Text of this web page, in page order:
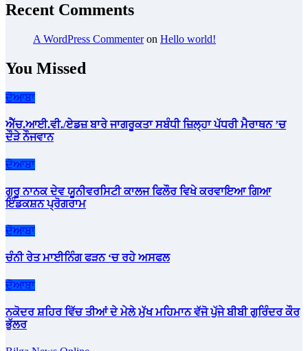
Recent Comments
A WordPress Commenteron Hello world!
You Missed
ਦੋਆਬਾ
ਐੱਚ.ਆਈ.ਵੀ./ਏਡਜ਼ ਬਾਰੇ ਜਾਗਰੂਕਤਾ ਸਬੰਧੀ ਜ਼ਿਲ੍ਹਾ ਪੱਧਰੀ ਮੈਰਾਥਨ ’ਚ
ਦੌੜੇ ਨੌਜਵਾਨ
ਦੋਆਬਾ
ਗੁਰੂ ਨਾਨਕ ਦੇਵ ਯੂਨੀਵਰਸਿਟੀ ਕਾਲਜ ਫਿਲੌਰ ਵਿਖੇ ਕਰਵਾਇਆ ਗਿਆ
ਇੰਡਕਸ਼ਨ ਪ੍ਰੋਗਰਾਮ
ਦੋਆਬਾ
ਚੰਨੀ ਰੇਤ ਮਾਈਨਿੰਗ ਫੜਨ ‘ਚ ਰਹੇ ਅਸਫਲ
ਦੋਆਬਾ
ਨਕੋਦਰ ਸ਼ਹਿਰ ਵਿੱਚ ਤੀਆਂ ਦੇ ਮੇਲੇ ਮੁੱਖ ਮਹਿਮਾਨ ਵੱਜੋ ਪੁੱਜੇ ਬੀਬੀ ਗੁਰਿੰਦਰ ਕੌਰ
ਭੁੱਲਰ